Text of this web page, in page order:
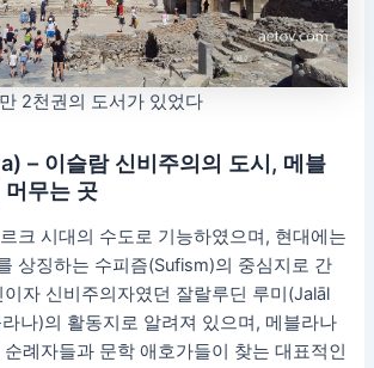
2천권의 도서가 있었다
– 이슬람 신비주의의 도시, 메블
머무는 곳
크 시대의 수도로 기능하였으며, 현대에는
상징하는 수피즘(Sufism)의 중심지로 간
자 신비주의자였던 잘랄루딘 루미(Jalāl
나)의 활동지로 알려져 있으며, 메블라나
례자들과 문학 애호가들이 찾는 대표적인